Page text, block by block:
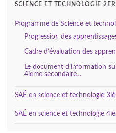
SCIENCE ET TECHNOLOGIE 2ER
Programme de Science et
Progression des
Cadre d’évaluation des
Le document d’information
4ieme secondaire…
SAÉ en science et technologie
SAÉ en science et technologie